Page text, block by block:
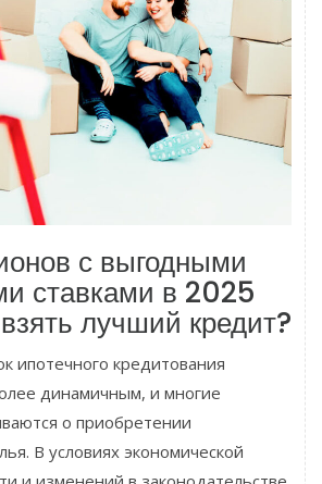
с выгодными
ставками в 2025
лучший кредит?
ипотечного кредитования
динамичным, и многие
о приобретении
В условиях экономической